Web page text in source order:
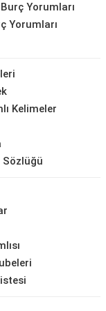
Yorumları
Yorumları
Kelimeler
Sözlüğü